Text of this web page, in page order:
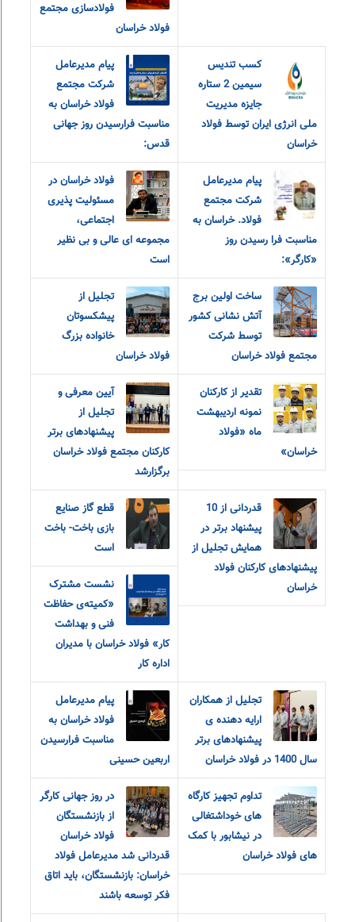
فولادسازی مجتمع
فولاد خراسان
کسب تندیس
سیمین 2 ستاره
جایزه مدیریت
ملی انرژی ایران توسط فولاد
خراسان
پیام مدیرعامل
شرکت مجتمع
فولاد خراسان به
مناسبت فرارسیدن روز جهانی
قدس:
پیام مدیرعامل
شرکت مجتمع
فولاد. خراسان به
مناسبت فرا رسیدن روز
«کارگر»:
فولاد خراسان در
مسئولیت پذیری
اجتماعی،
مجموعه ای عالی و بی نظیر
است
ساخت اولین برج
آتش نشانی کشور
توسط شرکت
مجتمع فولاد خراسان
تجلیل از
پیشکسوتان
خانواده بزرگ
فولاد خراسان
تقدیر از کارکنان
نمونه اردیبهشت
ماه «فولاد
خراسان»
آیین معرفی و
تجلیل از
پیشنهادهای برتر
کارکنان مجتمع فولاد خراسان
برگزارشد
قدردانی از 10
پیشنهاد برتر در
همایش تجلیل از
پیشنهادهای کارکنان فولاد
خراسان
قطع گاز صنایع
بازی باخت- باخت
است
نشست مشترک
«کمیته‌ی حفاظت
فنی و بهداشت
کار» فولاد خراسان با مدیران
اداره کار
تجلیل از همکاران
ارایه دهنده ی
پیشنهادهای برتر
سال 1400 در فولاد خراسان
پیام مدیرعامل
فولاد خراسان به
مناسبت فرارسیدن
اربعین حسینی
تداوم تجهیز کارگاه
های خوداشتغالی
در نیشابور با کمک
های فولاد خراسان
در روز جهانی کارگر
از بازنشستگان
فولاد خراسان
قدردانی شد مدیرعامل فولاد
خراسان: بازنشستگان، باید اتاق
فکر توسعه باشند